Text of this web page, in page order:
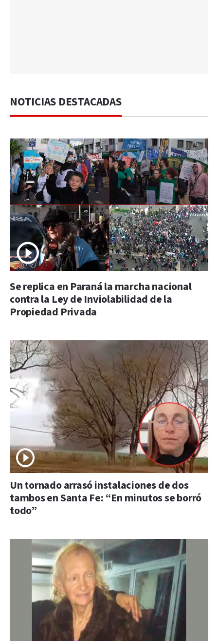
NOTICIAS DESTACADAS
Se replica en Paraná la marcha nacional
contra la Ley de Inviolabilidad de la
Propiedad Privada
Un tornado arrasó instalaciones de dos
tambos en Santa Fe: “En minutos se borró
todo”